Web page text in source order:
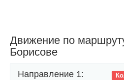
Движение по
Борисове
Направление 1: